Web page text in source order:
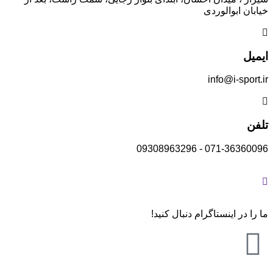
خیابان ابوالوردی
ایمیل
info@i-sport.ir
تلفن
071-36360096 - 09308963296
ما را در اینستاگرام دنبال کنید!